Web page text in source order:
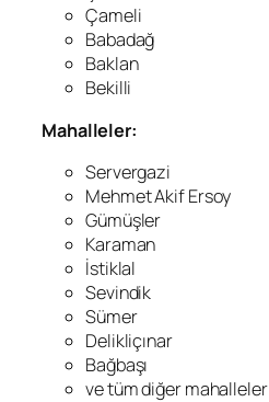
Çameli
Babadağ
Baklan
Bekilli
Mahalleler:
Servergazi
Mehmet Akif Ersoy
Gümüşler
Karaman
İstiklal
Sevindik
Sümer
Delikliçınar
Bağbaşı
ve tüm diğer mahalleler